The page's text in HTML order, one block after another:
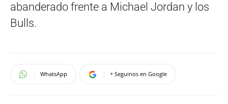
abanderado frente a Michael Jordan y los
Bulls.
WhatsApp + Seguinos en Google